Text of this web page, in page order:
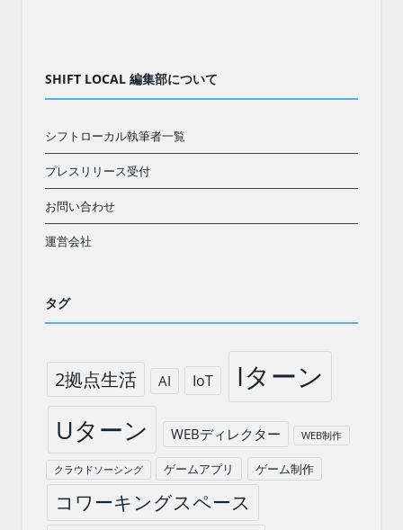
SHIFT LOCAL 編集部について
シフトローカル執筆者一覧
プレスリリース受付
お問い合わせ
運営会社
タグ
2拠点生活 AI IoT Iターン
Uターン WEBディレクター WEB制作
クラウドソーシング ゲームアプリ ゲーム制作
コワーキングスペース